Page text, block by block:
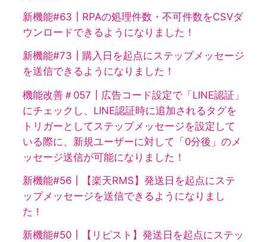
新機能#63┃RPAの処理件数・不可件数をCSVダ
ウンロードできるようになりました！
新機能#73┃購入日を起点にステップメッセージ
を送信できるようになりました！
機能改善＃057┃広告コード設定で「LINE認証」
にチェックし、LINE認証時に追加されるタグを
トリガーとしてステップメッセージを設定して
いる際に、新規ユーザーに対して「0分後」のメ
ッセージ送信が可能になりました！
新機能#56┃【楽天RMS】発送日を起点にステ
ップメッセージを送信できるようになりまし
た！
新機能#50┃【リピスト】発送日を起点にステッ